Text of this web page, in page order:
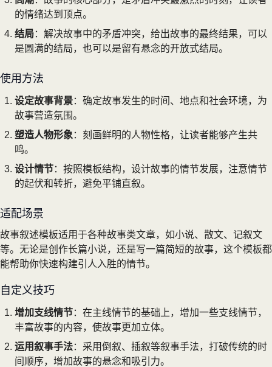
的情绪达到顶点。
结局：解决故事中的矛盾冲突，给出故事的最终结果，可以
是圆满的结局，也可以是留有悬念的开放式结局。
使用方法
设定故事背景：确定故事发生的时间、地点和社会环境，为
故事营造氛围。
塑造人物形象 ：刻画鲜明的人物性格，让读者能够产生共
鸣。
设计情节：按照模板结构，设计故事的情节发展，注意情节
的起伏和转折，避免平铺直叙。
适配场景
故事叙述模板适用于各种故事类文章，如小说、散文、记叙文
等。无论是创作长篇小说，还是写一篇简短的故事，这个模板都
能帮助你快速构建引人入胜的情节。
自定义技巧
增加支线情节：在主线情节的基础上，增加一些支线情节，
丰富故事的内容，使故事更加立体。
运用叙事手法：采用倒叙、插叙等叙事手法，打破传统的时
间顺序，增加故事的悬念和吸引力。